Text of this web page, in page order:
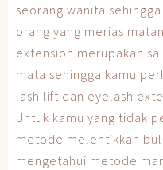
seorang wanita
orang yang merias
extension merupakan
mata sehingga kamu
lash lift dan eyelash
Untuk kamu yang tidak
metode melentikkan
mengetahui metode